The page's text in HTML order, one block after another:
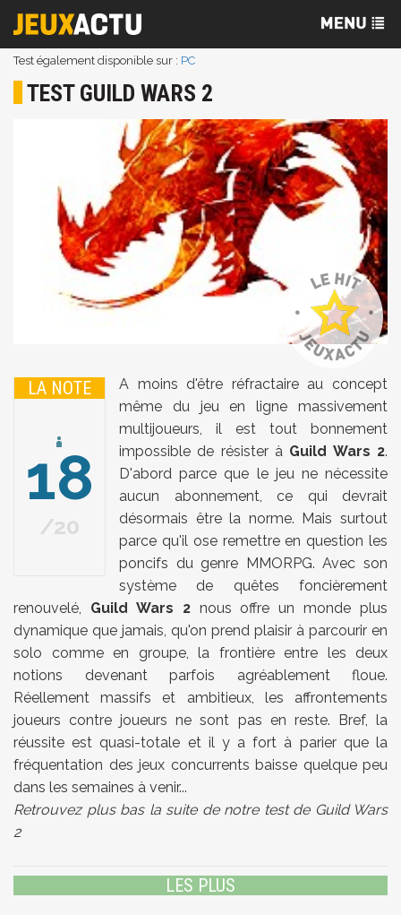
Test également disponible sur : PC
TEST GUILD WARS 2
LA NOTE
18
20
A moins d'être réfractaire au concept
même du jeu en ligne massivement
multijoueurs, il est tout bonnement
impossible de résister à Guild Wars 2.
D'abord parce que le jeu ne nécessite
aucun abonnement, ce qui devrait
désormais être la norme. Mais surtout
parce qu'il ose remettre en question les
poncifs du genre MMORPG. Avec son
système de quêtes foncièrement
renouvelé, Guild Wars 2nous offre un monde plus
dynamique que jamais, qu'on prend plaisir à parcourir en
solo comme en groupe, la frontière entre les deux
notions devenant parfois agréablement floue.
Réellement massifs et ambitieux, les affrontements
joueurs contre joueurs ne sont pas en reste. Bref, la
réussite est quasi-totale et il y a fort à parier que la
fréquentation des jeux concurrents baisse quelque peu
dans les semaines à venir...
Retrouvez plus bas la suite de notre test de Guild Wars
2
LES PLUS